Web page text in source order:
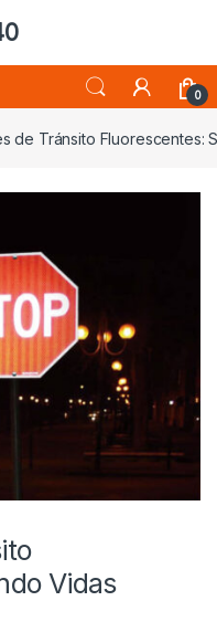
0
de Tránsito Fluorescentes:
Vidas